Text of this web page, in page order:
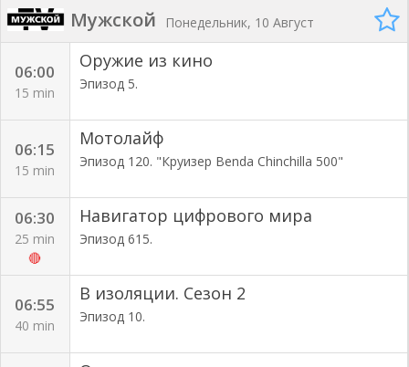
Мужской Понедельник, 10 Август
06:00
15 min
Оружие из кино
Эпизод 5.
06:15
15 min
Мотолайф
Эпизод 120. "Круизер Benda Chinchilla 500"
06:30
25 min
🔴
Навигатор цифрового мира
Эпизод 615.
06:55
40 min
В изоляции. Сезон 2
Эпизод 10.